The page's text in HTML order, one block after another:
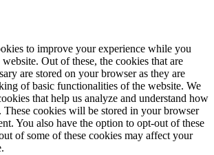
to improve your experience while you
Out of these, the cookies that are
are stored on your browser as they are
of basic functionalities of the website. We
that help us analyze and understand how
These cookies will be stored in your browser
You also have the option to opt-out of these
of some of these cookies may affect your